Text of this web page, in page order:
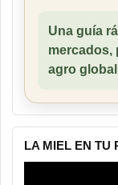
Una guía
mercados,
agro
LA MIEL EN TU